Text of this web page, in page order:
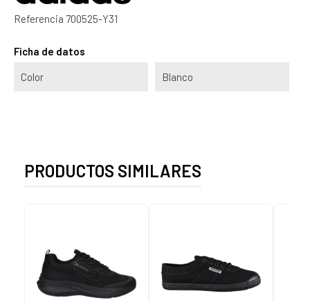
Referencia 700525-Y31
Ficha de datos
Color Blanco
PRODUCTOS SIMILARES